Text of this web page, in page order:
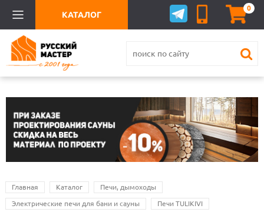
0
КАТАЛОГ
Главная Каталог Печи, дымоходы
Электрические печи для бани и сауны Печи TULIKIVI